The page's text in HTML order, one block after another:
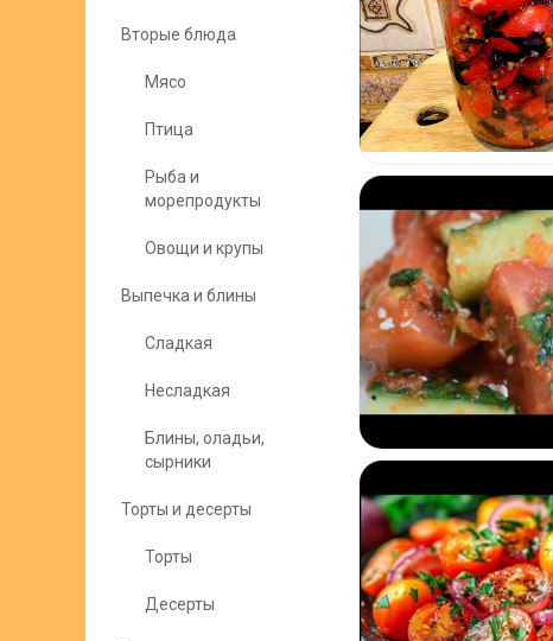
Вторые блюда
Мясо
Птица
Рыба и
морепродукты
Овощи и крупы
Выпечка и блины
Сладкая
Несладкая
Блины, оладьи,
сырники
Торты и десерты
Торты
Десерты